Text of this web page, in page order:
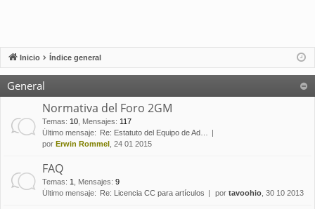
Inicio Índice general
General
Normativa del Foro 2GM
Temas: 10 Mensajes: 117
Último mensaje:
Re: Estatuto del Equipo de Ad…
por Erwin Rommel , 24 01 2015
FAQ
Temas: 1 Mensajes: 9
Último mensaje:
Re: Licencia CC para artículos por tavoohio , 30 10 2013